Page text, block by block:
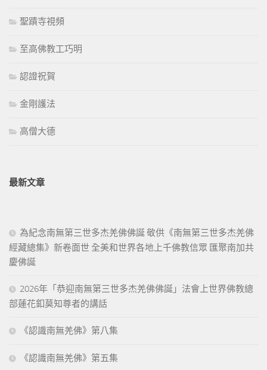
聖蹟寺視頻
至高佛教工巧明
認證祝賀
金剛護法
高僧大德
最新文章
為紀念南無第三世多杰羌佛佛誕 敬供《南無第三世多杰羌佛
經藏總集》新卷面世 全美和世界各地上千佛教信眾 匯聚南加共
慶佛誕
2026年「恭迎南無第三世多杰羌佛佛誕」法會上世界佛教總
部蓮花釦莫知尊者的講話
《認識南無羌佛》第八集
《認識南無羌佛》第五集